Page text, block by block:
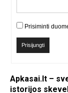
Prisiminti
Prisijungti
Apkasai.lt –
istorijos